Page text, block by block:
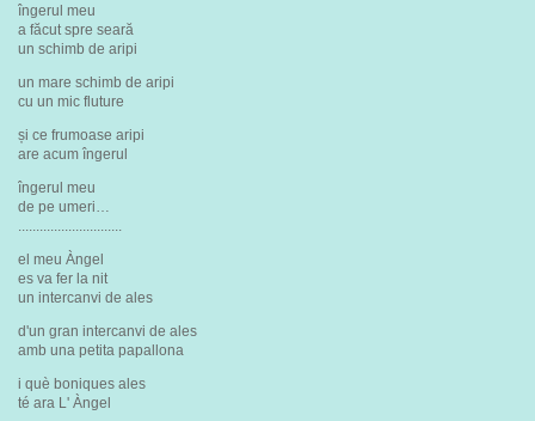
îngerul meu
a făcut spre seară
un schimb de aripi
un mare schimb de aripi
cu un mic fluture
și ce frumoase aripi
are acum îngerul
îngerul meu
de pe umeri…
el meu Àngel
es va fer la nit
un intercanvi de ales
d'un gran intercanvi de ales
amb una petita papallona
i què boniques ales
té ara L' Àngel